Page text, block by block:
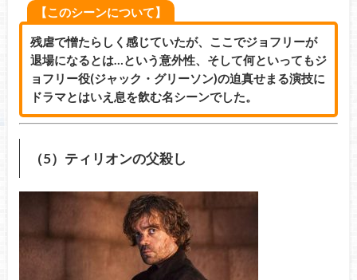
【このシーンについて】
残虐で憎たらしく感じていたが、ここでジョフリーが
退場になるとは…という意外性、そして何といってもジ
ョフリー役(ジャック・グリーソン)の迫真せまる演技に
ドラマとはいえ息を飲む名シーンでした。
（5）ティリオンの父殺し